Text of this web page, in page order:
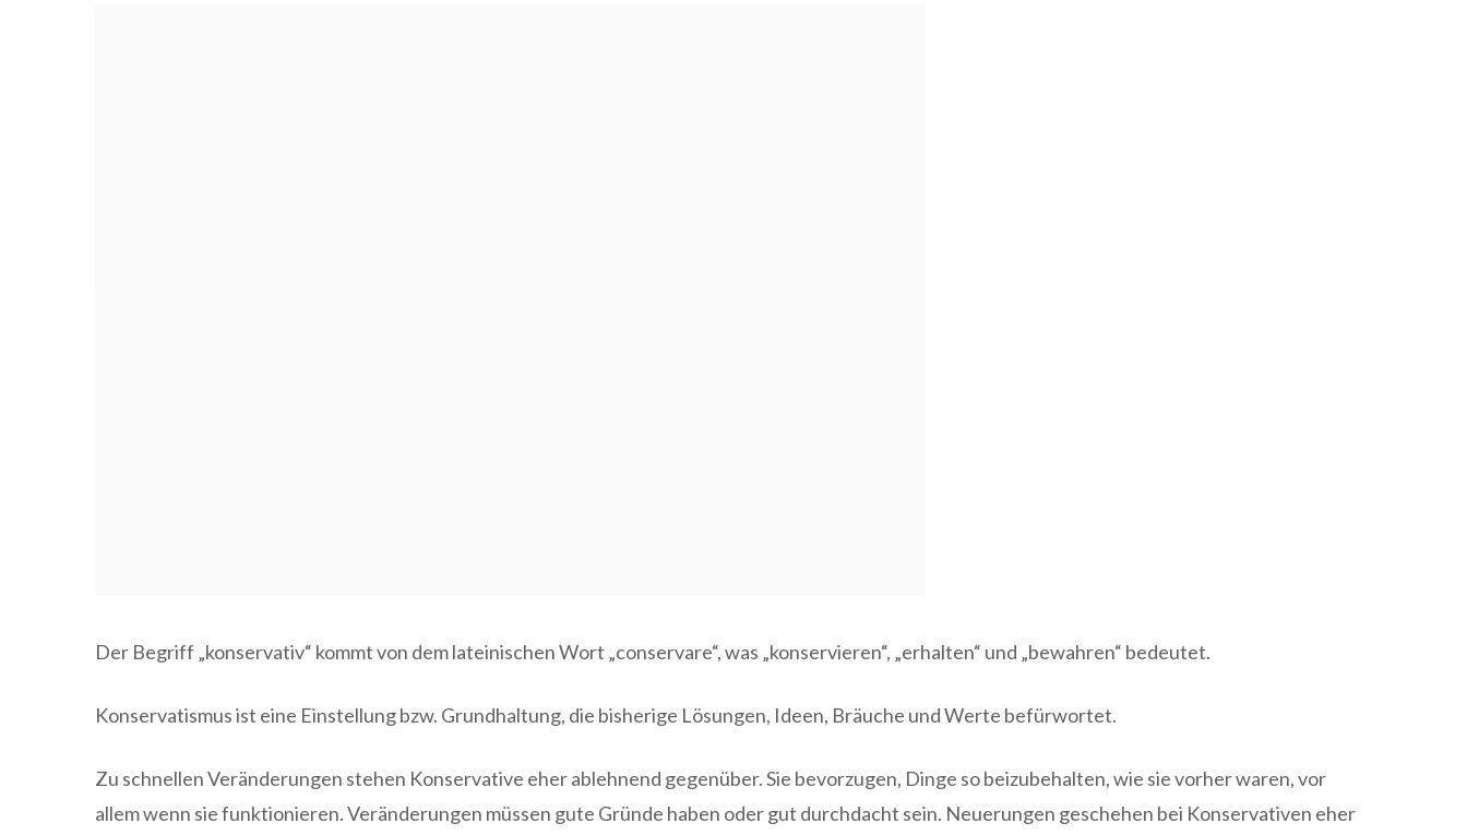
Der Begriff „konservativ“ kommt von dem lateinischen Wort „conservare“, was „konservieren“, „erhalten“ und „bewahren“ bedeutet.
Konservatismus ist eine Einstellung bzw. Grundhaltung, die bisherige Lösungen, Ideen, Bräuche und Werte befürwortet.
Zu schnellen Veränderungen stehen Konservative eher ablehnend gegenüber. Sie bevorzugen, Dinge so beizubehalten, wie sie vorher waren, vor
allem wenn sie funktionieren. Veränderungen müssen gute Gründe haben oder gut durchdacht sein. Neuerungen geschehen bei Konservativen eher